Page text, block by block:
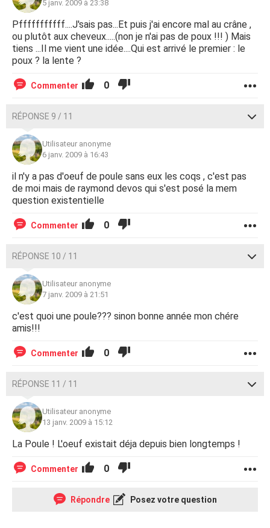
5 janv. 2009 à 23:38
Pfffffffffff....J'sais pas...Et puis j'ai encore mal au crâne ,
ou plutôt aux cheveux.....(non je n'ai pas de poux !!! ) Mais
tiens ...Il me vient une idée....Qui est arrivé le premier : le
poux ? la lente ?
Commenter 0
RÉPONSE 9 / 11
Utilisateur anonyme
6 janv. 2009 à 16:43
il n'y a pas d'oeuf de poule sans eux les coqs , c'est pas
de moi mais de raymond devos qui s'est posé la mem
question existentielle
Commenter 0
RÉPONSE 10 / 11
Utilisateur anonyme
7 janv. 2009 à 21:51
c'est quoi une poule??? sinon bonne année mon chére
amis!!!
Commenter 0
RÉPONSE 11 / 11
Utilisateur anonyme
13 janv. 2009 à 15:12
La Poule ! L'oeuf existait déja depuis bien longtemps !
Commenter 0
Répondre Posez votre question